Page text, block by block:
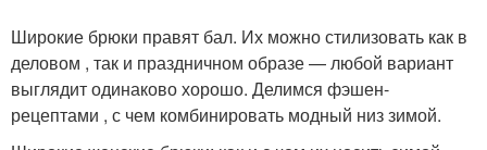
Широкие брюки правят бал. Их можно стилизовать как в
деловом , так и праздничном образе — любой вариант
выглядит одинаково хорошо. Делимся фэшен-
рецептами , с чем комбинировать модный низ зимой.